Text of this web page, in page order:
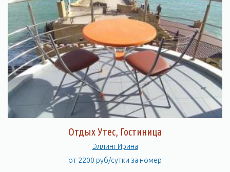
Отдых Утес, Гостиница
Эллинг Ирина
от 2200 руб/сутки за номер